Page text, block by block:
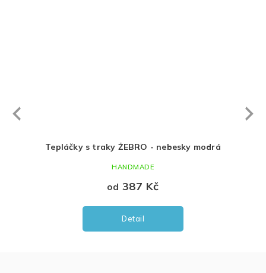
modrá
Mikina ŽEBRO bez kapuce - nebesky
od347 Kč
HANDMADE
Next